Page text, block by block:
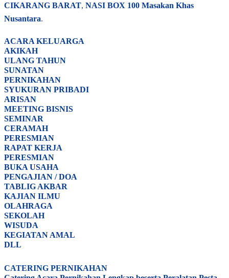
CIKARANG BARAT, NASI BOX 100 Masakan Khas
Nusantara.
ACARA KELUARGA
AKIKAH
ULANG TAHUN
SUNATAN
PERNIKAHAN
SYUKURAN PRIBADI
ARISAN
MEETING BISNIS
SEMINAR
CERAMAH
PERESMIAN
RAPAT KERJA
PERESMIAN
BUKA USAHA
PENGAJIAN / DOA
TABLIG AKBAR
KAJIAN ILMU
OLAHRAGA
SEKOLAH
WISUDA
KEGIATAN AMAL
DLL
CATERING PERNIKAHAN